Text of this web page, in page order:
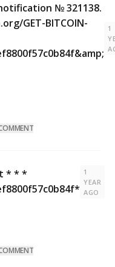
№ 321138.
GET-BITCOIN-
1
* * *
1
YEAR
AGO